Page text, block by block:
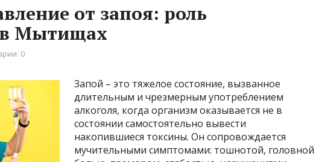
от запоя: роль
Мытищах
0
Запой – это тяжелое состояние, вызванное
длительным и чрезмерным употреблением
алкоголя, когда организм оказывается не в
состоянии самостоятельно вывести
накопившиеся токсины. Он сопровождается
мучительными симптомами: тошнотой, головной